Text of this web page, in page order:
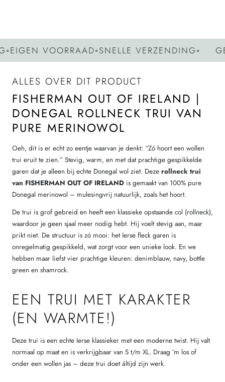
VOORRAAD◦SNELLE VERZENDING◦
ALLES OVER DIT PRODUCT
FISHERMAN OUT OF IRELAND |
DONEGAL ROLLNECK TRUI VAN
PURE MERINOWOL
Oeh, dit is er echt zo eentje waarvan je denkt: “Zó hoort een wollen
trui eruit te zien.” Stevig, warm, en met dat prachtige gespikkelde
garen dat je alleen bij echte Donegal wol ziet. Deze rollneck trui
van FISHERMAN OUT OF IRELAND is gemaakt van 100% pure
Donegal merinowol – mulesingvrij natuurlijk, zoals het hoort.
De trui is grof gebreid en heeft een klassieke opstaande col (rollneck),
waardoor je geen sjaal meer nodig hebt. Hij voelt stevig aan, maar
prikt niet. De structuur is zó mooi: het Ierse fleck garen is
onregelmatig gespikkeld, wat zorgt voor een unieke look. En we
hebben maar liefst vier prachtige kleuren: denimblauw, navy, bottle
green en shamrock.
EEN TRUI MET KARAKTER
(EN WARMTE!)
Deze trui is een echte Ierse klassieker met een moderne twist. Hij valt
normaal op maat en is verkrijgbaar van S t/m XL. Draag ’m los of
onder een wollen jas – deze trui doet áltijd zijn werk.